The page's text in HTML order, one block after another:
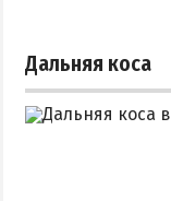
Дальняя коса